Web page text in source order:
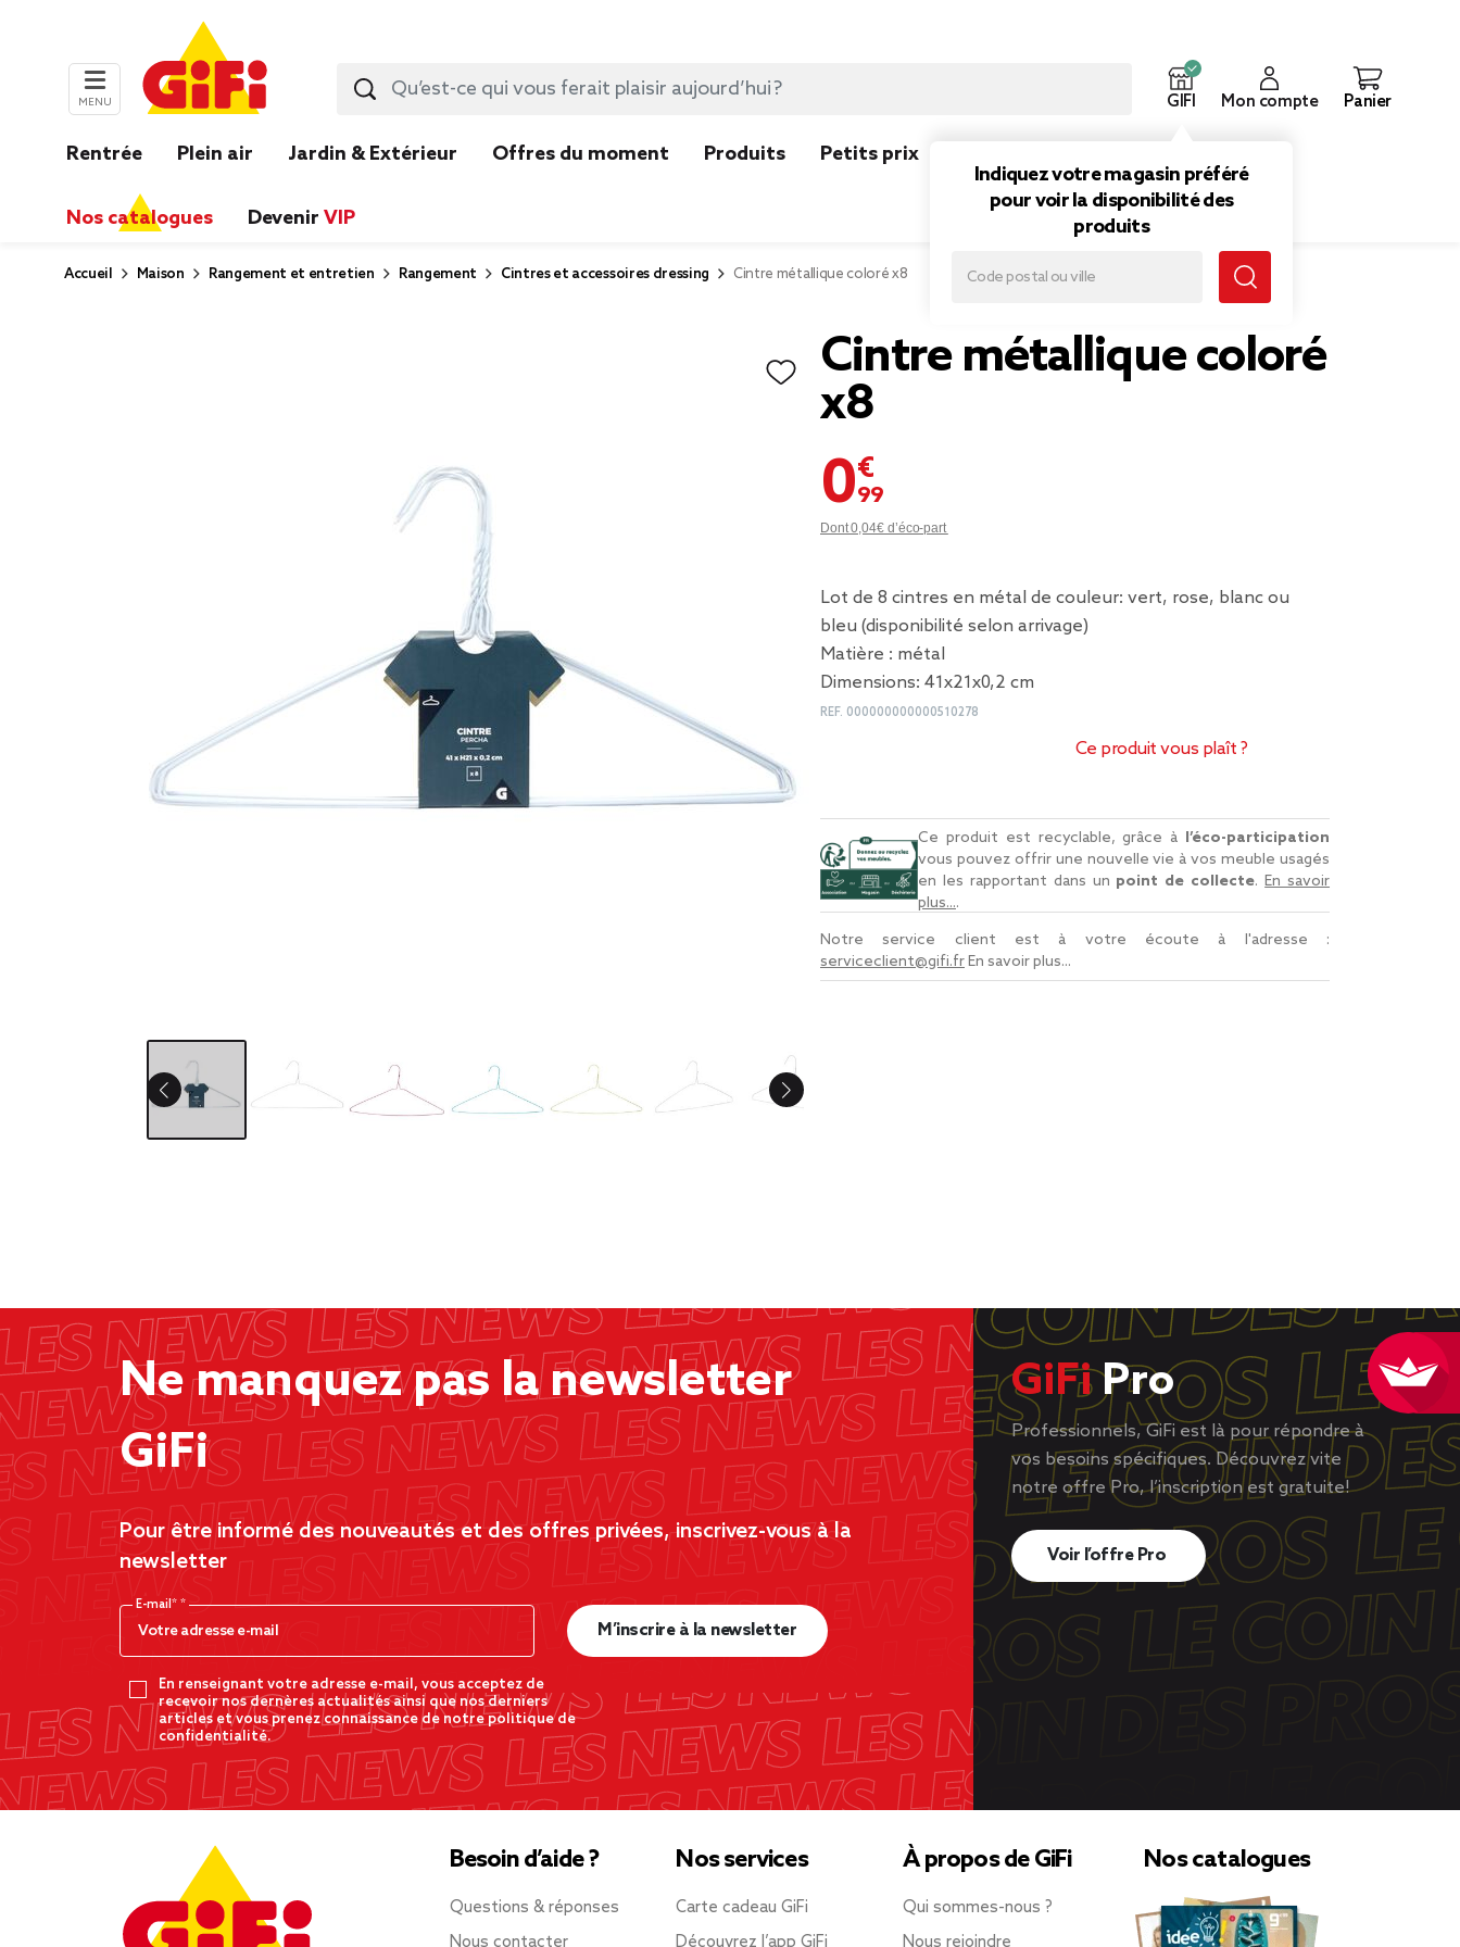
MENU GIFI
Indiquez votre magasin préféré
pour voir la disponibilité des
produits
Mon compte Panier
Rentrée Plein air Jardin & Extérieur Offres du moment Produits Petits prix
Nos catalogues Devenir VIP
Accueil Maison Rangement et entretien Rangement Cintres et accessoires dressing Cintre métallique coloré x8
Cintre métallique coloré
x8
0,99 €
Dont 0,04€ d’éco-part
Lot de 8 cintres en métal de couleur: vert, rose, blanc ou
bleu (disponibilité selon arrivage)
Matière : métal
Dimensions: 41x21x0,2 cm
REF. 000000000000510278
Ce produit vous plaît ?
Ce produit est recyclable, grâce à l’éco-participation
vous pouvez offrir une nouvelle vie à vos meuble usagés
en les rapportant dans un point de collecte.En savoir
plus....
Notre service client est à votre écoute à l'adresse :
serviceclient@gifi.frEn savoir plus...
Ne manquez pas la newsletter
GiFi
Pour être informé des nouveautés et des offres privées, inscrivez-vous à la
newsletter
E-mail*
En renseignant votre adresse e-mail, vous acceptez de
recevoir nos dernères actualités ainsi que nos derniers
articles et vous prenez connaissance de notre politique de
confidentialité.
M’inscrire à la newsletter
GiFiPro
Professionnels, GiFi est là pour répondre à
vos besoins spécifiques. Découvrez vite
notre offre Pro, l’inscription est gratuite!
Voir l’offre Pro
Besoin d’aide ?
Questions & réponses
Nous contacter
Nos services
Carte cadeau GiFi
Découvrez l’app GiFi
À propos de GiFi
Qui sommes-nous ?
Nous rejoindre
Nos catalogues